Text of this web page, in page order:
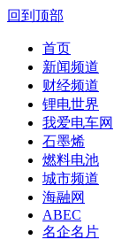
回到顶部
首页
新闻频道
财经频道
锂电世界
我爱电车网
石墨烯
燃料电池
城市频道
海融网
ABEC
名企名片